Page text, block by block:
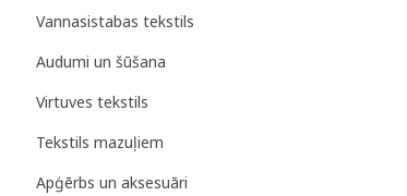
Vannasistabas tekstils
Audumi un šūšana
Virtuves tekstils
Tekstils mazuļiem
Apģērbs un aksesuāri